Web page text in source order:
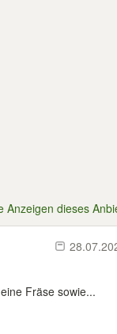
Anzeigen dieses
Fräse sowie...